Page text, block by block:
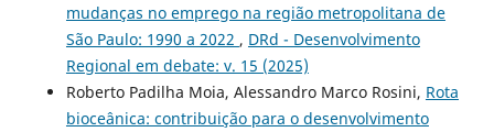
mudanças no emprego na região metropolitana de
São Paulo: 1990 a 2022 , DRd - Desenvolvimento
Regional em debate: v. 15 (2025)
Roberto Padilha Moia, Alessandro Marco Rosini, Rota
bioceânica: contribuição para o desenvolvimento